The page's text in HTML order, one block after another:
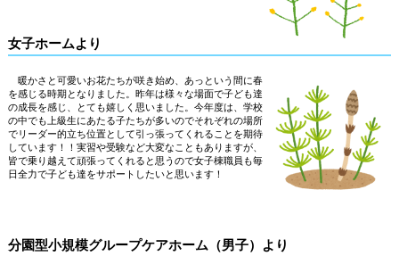
女子ホームより
暖かさと可愛いお花たちが咲き始め、あっという間に春
を感じる時期となりました。昨年は様々な場面で子ども達
の成長を感じ、とても嬉しく思いました。今年度は、学校
の中でも上級生にあたる子たちが多いのでそれぞれの場所
でリーダー的立ち位置として引っ張ってくれることを期待
しています！！実習や受験など大変なこともありますが、
皆で乗り越えて頑張ってくれると思うので女子棟職員も毎
日全力で子ども達をサポートしたいと思います！
分園型小規模グループケアホーム（男子）より